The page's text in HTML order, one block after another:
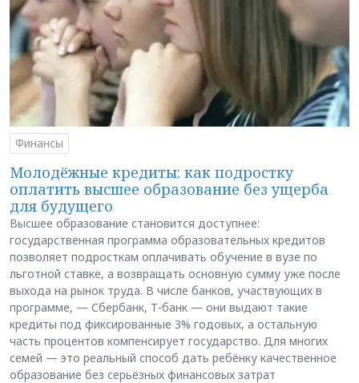
Финансы
Молодёжные кредиты: как подростку
оплатить высшее образование без ущерба
для будущего
Высшее образование становится доступнее:
государственная программа образовательных кредитов
позволяет подросткам оплачивать обучение в вузе по
льготной ставке, а возвращать основную сумму уже после
выхода на рынок труда. В числе банков, участвующих в
программе, — Сбербанк, Т-банк — они выдают такие
кредиты под фиксированные 3% годовых, а остальную
часть процентов компенсирует государство. Для многих
семей — это реальный способ дать ребёнку качественное
образование без серьёзных финансовых затрат